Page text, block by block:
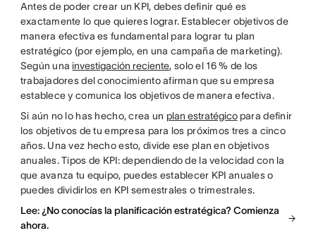
Antes de poder crear un KPI, debes definir qué es
exactamente lo que quieres lograr. Establecer objetivos de
manera efectiva es fundamental para lograr tu plan
estratégico (por ejemplo, en una campaña de marketing).
Según una investigación reciente, solo el 16 % de los
trabajadores del conocimiento afirman que su empresa
establece y comunica los objetivos de manera efectiva.
Si aún no lo has hecho, crea un plan estratégicopara definir
los objetivos de tu empresa para los próximos tres a cinco
años. Una vez hecho esto, divide ese plan en objetivos
anuales. Tipos de KPI: dependiendo de la velocidad con la
que avanza tu equipo, puedes establecer KPI anuales o
puedes dividirlos en KPI semestrales o trimestrales.
Lee: ¿No conocías la planificación estratégica? Comienza
ahora.